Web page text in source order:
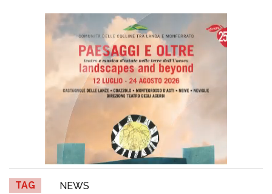
TAG NEWS